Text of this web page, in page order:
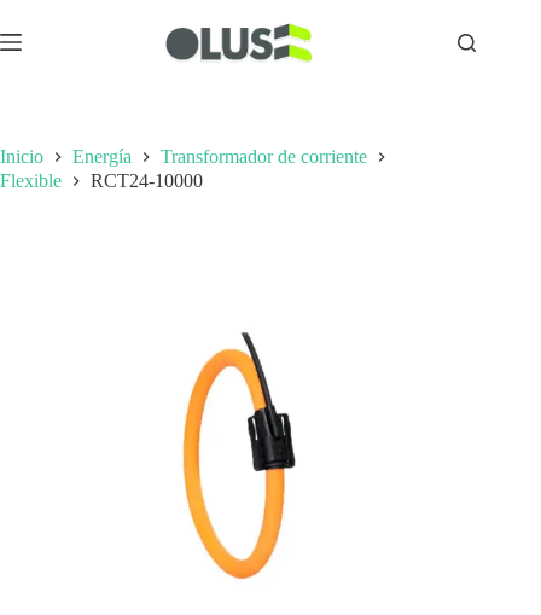
Inicio Energía
Transformador de corriente
Flexible
RCT24-10000